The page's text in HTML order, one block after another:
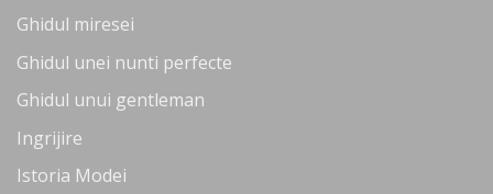
Ghidul miresei
Ghidul unei nunti perfecte
Ghidul unui gentleman
Ingrijire
Istoria Modei